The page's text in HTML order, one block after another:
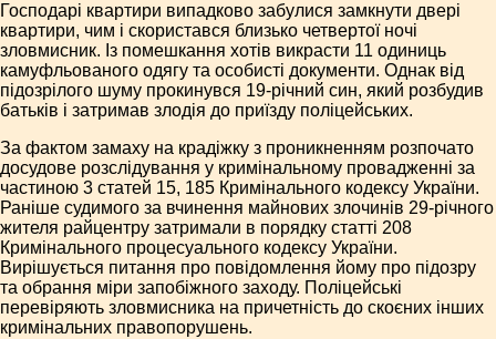
Господарі квартири випадково забулися замкнути двері
квартири, чим і скористався близько четвертої ночі
зловмисник. Із помешкання хотів викрасти 11 одиниць
камуфльованого одягу та особисті документи. Однак від
підозрілого шуму прокинувся 19-річний син, який розбудив
батьків і затримав злодія до приїзду поліцейських.
За фактом замаху на крадіжку з проникненням розпочато
досудове розслідування у кримінальному провадженні за
частиною 3 статей 15, 185 Кримінального кодексу України.
Раніше судимого за вчинення майнових злочинів 29-річного
жителя райцентру затримали в порядку статті 208
Кримінального процесуального кодексу України.
Вирішується питання про повідомлення йому про підозру
та обрання міри запобіжного заходу. Поліцейські
перевіряють зловмисника на причетність до скоєних інших
кримінальних правопорушень.